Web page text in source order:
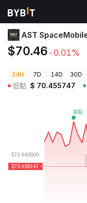
加密貨幣價格 AST
AST
$70.46-0.01%
24H 7D 14D 30D
低點 $ 70.455747